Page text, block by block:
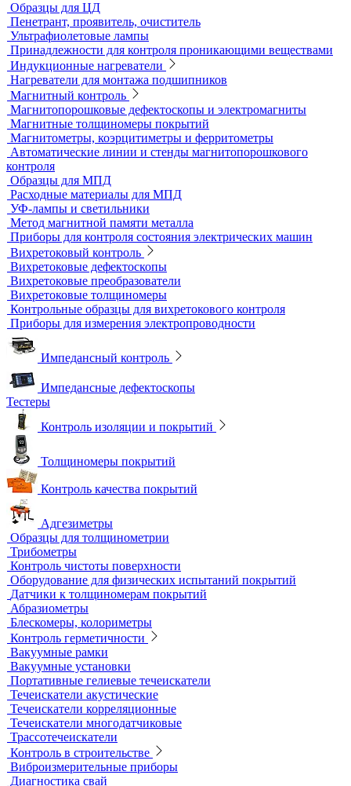
Переносные твердомеры
Датчики для твердомеров
Дефектоскопы электролитические
Контроль проникающими веществами
Образцы для ЦД
Пенетрант, проявитель, очиститель
Ультрафиолетовые лампы
Принадлежности для контроля проникающими веществами
Индукционные нагреватели
Нагреватели для монтажа подшипников
Магнитный контроль
Магнитопорошковые дефектоскопы и электромагниты
Магнитные толщиномеры покрытий
Магнитометры, коэрцитиметры и ферритометры
Автоматические линии и стенды магнитопорошкового
контроля
Образцы для МПД
Расходные материалы для МПД
УФ-лампы и светильники
Метод магнитной памяти металла
Приборы для контроля состояния электрических машин
Вихретоковый контроль
Вихретоковые дефектоскопы
Вихретоковые преобразователи
Вихретоковые толщиномеры
Контрольные образцы для вихретокового контроля
Приборы для измерения электропроводности
Импедансный контроль
Импедансные дефектоскопы
Тестеры
Контроль изоляции и покрытий
Толщиномеры покрытий
Контроль качества покрытий
Адгезиметры
Образцы для толщинометрии
Трибометры
Контроль чистоты поверхности
Оборудование для физических испытаний покрытий
Датчики к толщиномерам покрытий
Абразиометры
Блескомеры, колориметры
Контроль герметичности
Вакуумные рамки
Вакуумные установки
Портативные гелиевые течеискатели
Течеискатели акустические
Течеискатели корреляционные